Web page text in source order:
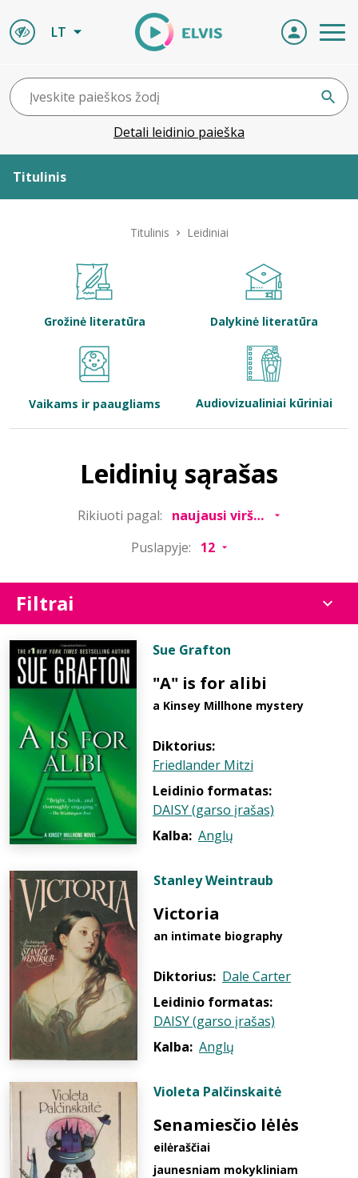
LT
Detali leidinio paieška
Titulinis
Bibliotekoms
Titulinis Leidiniai
Grožinė literatūra Dalykinė literatūra
Vaikams ir paaugliams Audiovizualiniai kūriniai
Leidinių sąrašas
Rikiuoti pagal:
Puslapyje:
Filtrai
Sue Grafton
"A" is for alibi
a Kinsey Millhone mystery
Diktorius:
Friedlander Mitzi
Leidinio formatas:
DAISY (garso įrašas)
Kalba: Anglų
Stanley Weintraub
Victoria
an intimate biography
Diktorius: Dale Carter
Leidinio formatas:
DAISY (garso įrašas)
Kalba: Anglų
Violeta Palčinskaitė
Senamiesčio lėlės
eilėraščiai
jaunesniam mokykliniam